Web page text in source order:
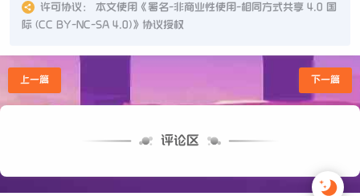
许可协议：
本文使用《署名-非商业性使用-相同方式共享 4.0 国
际 (CC BY-NC-SA 4.0)》协议授权
上一篇 下一篇
评论区